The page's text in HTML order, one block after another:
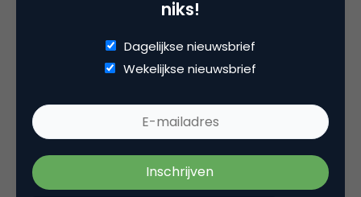
Niek ten Hoopen
Jup, in Safari. En de site werkte inderdaad
redelijk als je doorklikte. Maar goed,
compatibiliteit is ook geen vies woord.
niks!
Dagelijkse nieuwsbrief
Wekelijkse nieuwsbrief